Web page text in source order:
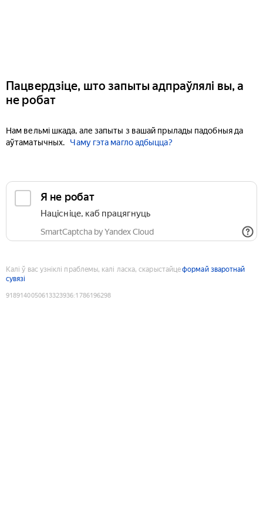
Пацвердзіце, што запыты адпраўлялі вы, а
не робат
Нам вельмі шкада, але запыты з вашай прылады падобныя да
аўтаматычных.
Чаму гэта магло адбыцца?
Я не робат
Націсніце, каб працягнуць
SmartCaptcha by Yandex Cloud
Калі ў вас узніклі праблемы, калі ласка, скарыстайцеформай зваротнай
сувязі
9189140050613323936:1786196298